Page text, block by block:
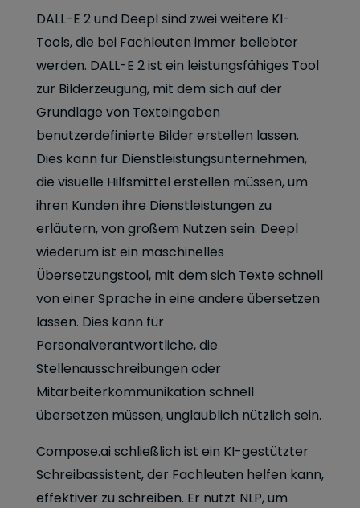
DALL-E 2 und Deepl sind zwei weitere KI-
Tools, die bei Fachleuten immer beliebter
werden. DALL-E 2 ist ein leistungsfähiges Tool
zur Bilderzeugung, mit dem sich auf der
Grundlage von Texteingaben
benutzerdefinierte Bilder erstellen lassen.
Dies kann für Dienstleistungsunternehmen,
die visuelle Hilfsmittel erstellen müssen, um
ihren Kunden ihre Dienstleistungen zu
erläutern, von großem Nutzen sein. Deepl
wiederum ist ein maschinelles
Übersetzungstool, mit dem sich Texte schnell
von einer Sprache in eine andere übersetzen
lassen. Dies kann für
Personalverantwortliche, die
Stellenausschreibungen oder
Mitarbeiterkommunikation schnell
übersetzen müssen, unglaublich nützlich sein.
Compose.ai schließlich ist ein KI-gestützter
Schreibassistent, der Fachleuten helfen kann,
effektiver zu schreiben. Er nutzt NLP, um